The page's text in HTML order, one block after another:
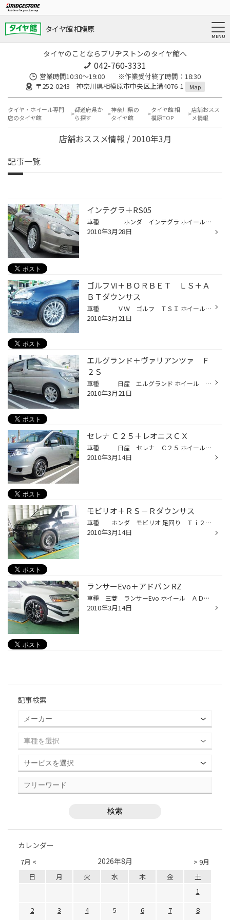
タイヤ館 相模原
タイヤのことならブリヂストンのタイヤ館へ
042-760-3331
営業時間10:30～19:00 ※作業受付終了時間：18:30
〒252-0243 神奈川県相模原市中央区上溝4076-1
Map
タイヤ・ホイール専門
店のタイヤ館
都道府県か
ら探す
神奈川県の
タイヤ館
タイヤ館 相
模原TOP
店舗おスス
メ情報
店舗おススメ情報 / 2010年3月
記事一覧
インテグラ＋RS05
車種 ホンダ インテグラ ホイール ＲＳ０５【エンケイ】
2010年3月28日
ゴルフⅥ＋ＢＯＲＢＥＴ ＬＳ＋Ａ
ＢＴダウンサス
車種 ＶＷ ゴルフ ＴＳＩ ホイール タイプＬＳ【ＢＯＲＢＥＴ】 足回り ＡＢＴダウンサス【ＡＢＴ】 輸入車のドレスアップもお任せ下さい！
2010年3月21日
エルグランド＋ヴァリアンツァ Ｆ
２Ｓ
車種 日産 エルグランド ホイール ヴァリアンツァ Ｆ２Ｓ【ＷＯＲＫ】 もちろんタイヤはレグノ ＧＲＶで決まり！
2010年3月21日
セレナ Ｃ２５＋レオニスＣＸ
車種 日産 セレナ Ｃ２５ ホイール レオニスＣＸ【ウェッズ】 ２０１０”ＮＥＷ ＭＯＤＥＬ!!
2010年3月14日
モビリオ＋ＲＳ－Ｒダウンサス
車種 ホンダ モビリオ 足回り Ｔｉ２０００【ＲＳ－Ｒ】
2010年3月14日
ランサーEvo＋アドバン RZ
車種 三菱 ランサーEvo ホイール ＡＤＶＡＮ ＲＺ
2010年3月14日
記事検索
カレンダー
7月 < > 9月
2026年8月
日 月 火 水 木 金
土
1
2
3 4 5 6 7 8